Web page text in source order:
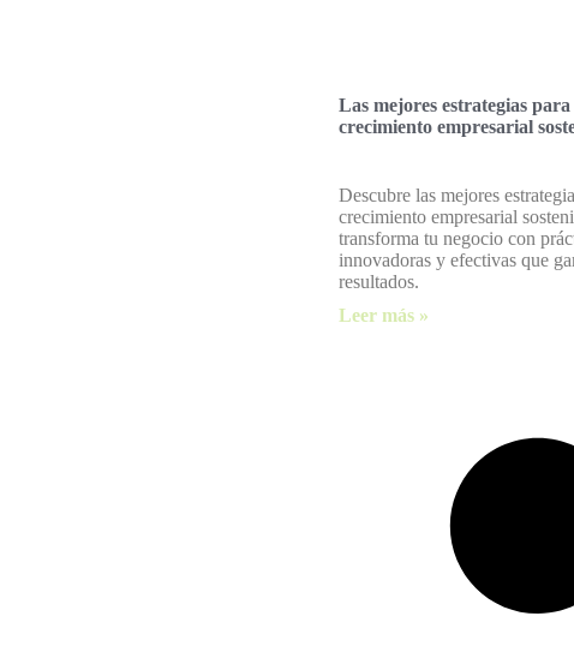
Las mejores estrategias para
crecimiento empresarial
Descubre las mejores
crecimiento empresarial
transforma tu negocio con
innovadoras y efectivas que
resultados.
Leer más »